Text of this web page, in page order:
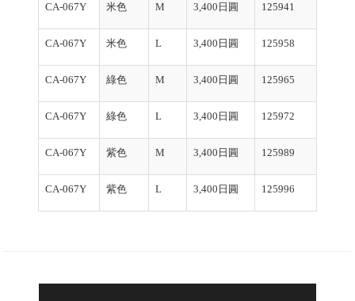
CA-067Y 米色 M 3,400日圓 125941
CA-067Y 米色 L 3,400日圓 125958
CA-067Y 綠色 M 3,400日圓 125965
CA-067Y 綠色 L 3,400日圓 125972
CA-067Y 紫色 M 3,400日圓 125989
CA-067Y 紫色 L 3,400日圓 125996